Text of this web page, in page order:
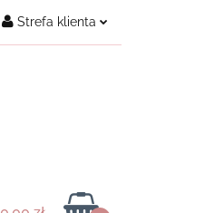
Strefa klienta